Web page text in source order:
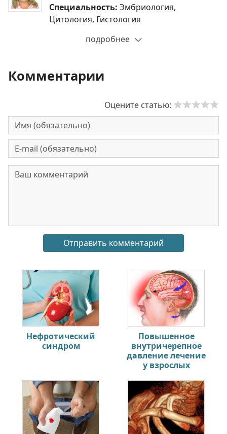
Специальность: Эмбриология,
Цитология, Гистология
подробнее
Комментарии
Оцените статью:
Нефротический
синдром
Повышенное
внутричерепное
давление лечение
у взрослых